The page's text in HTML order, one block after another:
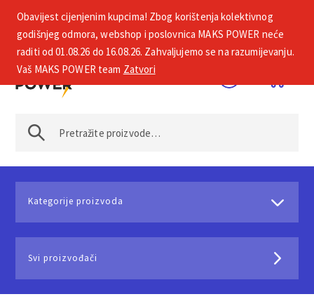
+385 1 2002 575
Kategorije proizvoda
Svi proizvođači
Obavijest cijenjenim kupcima! Zbog korištenja kolektivnog
godišnjeg odmora, webshop i poslovnica MAKS POWER neće
raditi od 01.08.26 do 16.08.26. Zahvaljujemo se na razumijevanju.
Vaš MAKS POWER team Zatvori